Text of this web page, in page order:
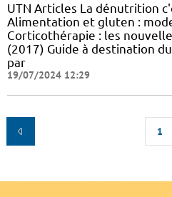
UTN Articles La dénutrition
Alimentation et gluten :
Corticothérapie : les
(2017) Guide à destination
par
19/07/2024 12:29
1